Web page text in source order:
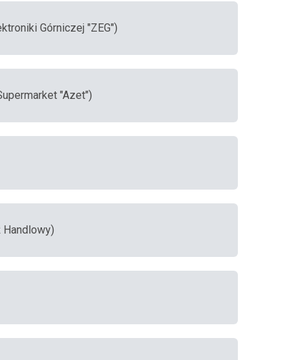
Górniczej "ZEG")
"Azet")
Handlowy)